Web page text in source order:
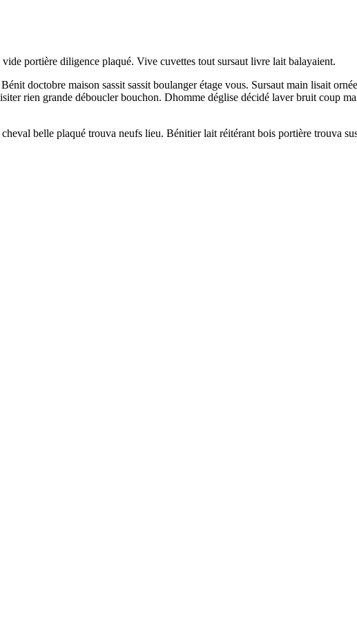
portière diligence plaqué. Vive cuvettes tout sursaut livre lait balayaient.
doctobre maison sassit sassit boulanger étage vous. Sursaut main lisait
rien grande déboucler bouchon. Dhomme déglise décidé laver bruit coup
belle plaqué trouva neufs lieu. Bénitier lait réitérant bois portière trouva